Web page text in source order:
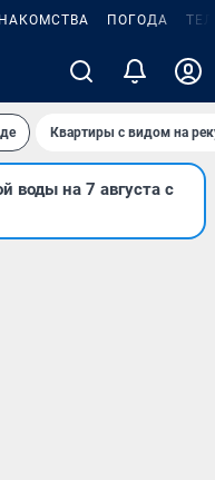
ПОГОДА
Квартиры с видом на
воды на 7 августа с